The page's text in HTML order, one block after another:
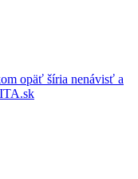
opäť šíria nenávisť a